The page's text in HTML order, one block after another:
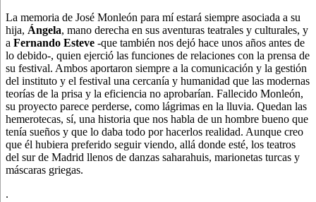
La memoria de José Monleón para mí estará siempre asociada a su
hija, Ángela, mano derecha en sus aventuras teatrales y culturales, y
a Fernando Esteve -que también nos dejó hace unos años antes de
lo debido-, quien ejerció las funciones de relaciones con la prensa de
su festival. Ambos aportaron siempre a la comunicación y la gestión
del instituto y el festival una cercanía y humanidad que las modernas
teorías de la prisa y la eficiencia no aprobarían. Fallecido Monleón,
su proyecto parece perderse, como lágrimas en la lluvia. Quedan las
hemerotecas, sí, una historia que nos habla de un hombre bueno que
tenía sueños y que lo daba todo por hacerlos realidad. Aunque creo
que él hubiera preferido seguir viendo, allá donde esté, los teatros
del sur de Madrid llenos de danzas saharahuis, marionetas turcas y
máscaras griegas.
.